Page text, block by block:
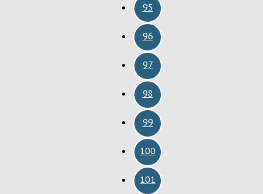
95
96
97
98
99
100
101